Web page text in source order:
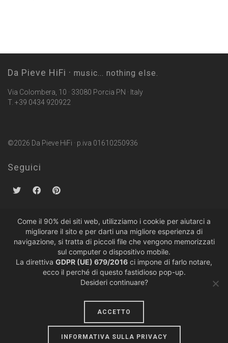
Da Pieve HiFi · music... nothing else.
Via Colombera, 10 · 33080 Porcia PN · Italy
T. +39 0434 920922
©2026 Da Pieve HiFi · p.iva 01610250936
Seguici
Politiche sulla Privacy· Condizioni di Vendita
design by
Come il 90% dei siti web, utilizziamo i cookie per aiutarci a
migliorare il sito e per darti una migliore esperienza di
navigazione, si tratta di piccoli file che vengono memorizzati
sul computer o dispositivo mobile.
La direttiva GDPR (UE) 679/2016 ci impone di farlo notare,
ecco il perché di questo fastidioso pop-up.
Desideri continuare?
ACCETTO
INFORMATIVA SULLA PRIVACY